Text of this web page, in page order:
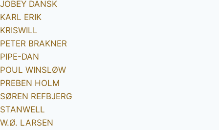
JOBEY DANSK
KARL ERIK
KRISWILL
PETER BRAKNER
PIPE-DAN
POUL WINSLØW
PREBEN HOLM
SØREN REFBJERG
STANWELL
W.Ø. LARSEN